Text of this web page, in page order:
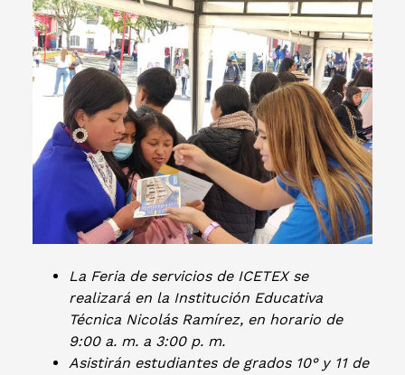
La Feria de servicios de ICETEX se
realizará en la Institución Educativa
Técnica Nicolás Ramírez, en horario de
9:00 a. m. a 3:00 p. m.
Asistirán estudiantes de grados 10° y 11 de